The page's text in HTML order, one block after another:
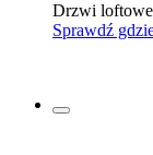
Drzwi loftowe
Sprawdź